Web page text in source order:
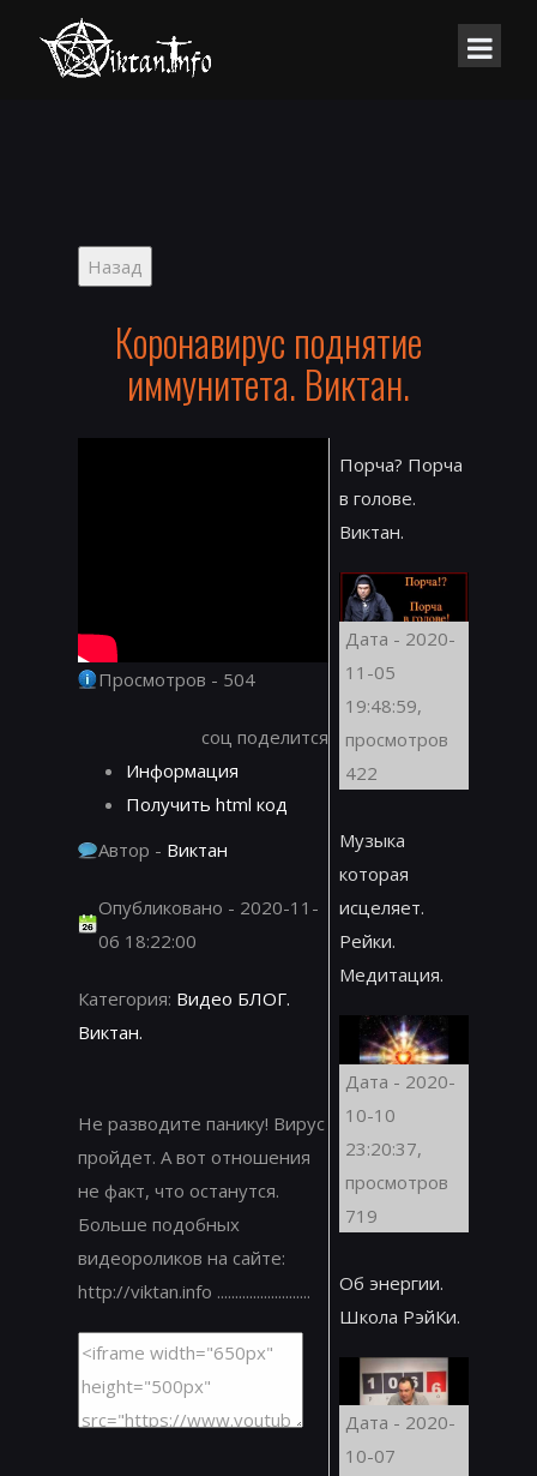
Коронавирус поднятие
иммунитета. Виктан.
Просмотров - 504
соц поделится
Информация
Получить html код
Автор - Виктан
Опубликовано - 2020-11-
06 18:22:00
Категория: Видео БЛОГ.
Виктан.
Не разводите панику! Вирус
пройдет. А вот отношения
не факт, что останутся.
Больше подобных
видеороликов на сайте:
http://viktan.info ..........................
Порча? Порча
в голове.
Виктан.
Дата - 2020-
11-05
19:48:59,
просмотров
422
Музыка
которая
исцеляет.
Рейки.
Медитация.
Дата - 2020-
10-10
23:20:37,
просмотров
719
Об энергии.
Школа РэйКи.
Дата - 2020-
10-07